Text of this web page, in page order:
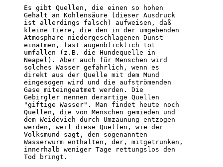
Es gibt Quellen, die einen so hohen
Gehalt an Kohlensäure (dieser Ausdruck
ist allerdings falsch) aufweisen, daß
kleine Tiere, die den in der umgebenden
Atmosphäre niedergeschlagenen Dunst
einatmen, fast augenblicklich tot
umfallen (z.B. die Hundequelle in
Neapel). Aber auch für Menschen wird
solches Wasser gefährlich, wenn es
direkt aus der Quelle mit dem Mund
eingesogen wird und die aufströmenden
Gase miteingeatmet werden. Die
Gebirgler nennen derartige Quellen
"giftige Wasser". Man findet heute noch
Quellen, die von Menschen gemieden und
dem Weidevieh durch Umzäunung entzogen
werden, weil diese Quellen, wie der
Volksmund sagt, den sogenannten
Wasserwurm enthalten, der, mitgetrunken,
innerhalb weniger Tage rettungslos den
Tod bringt.